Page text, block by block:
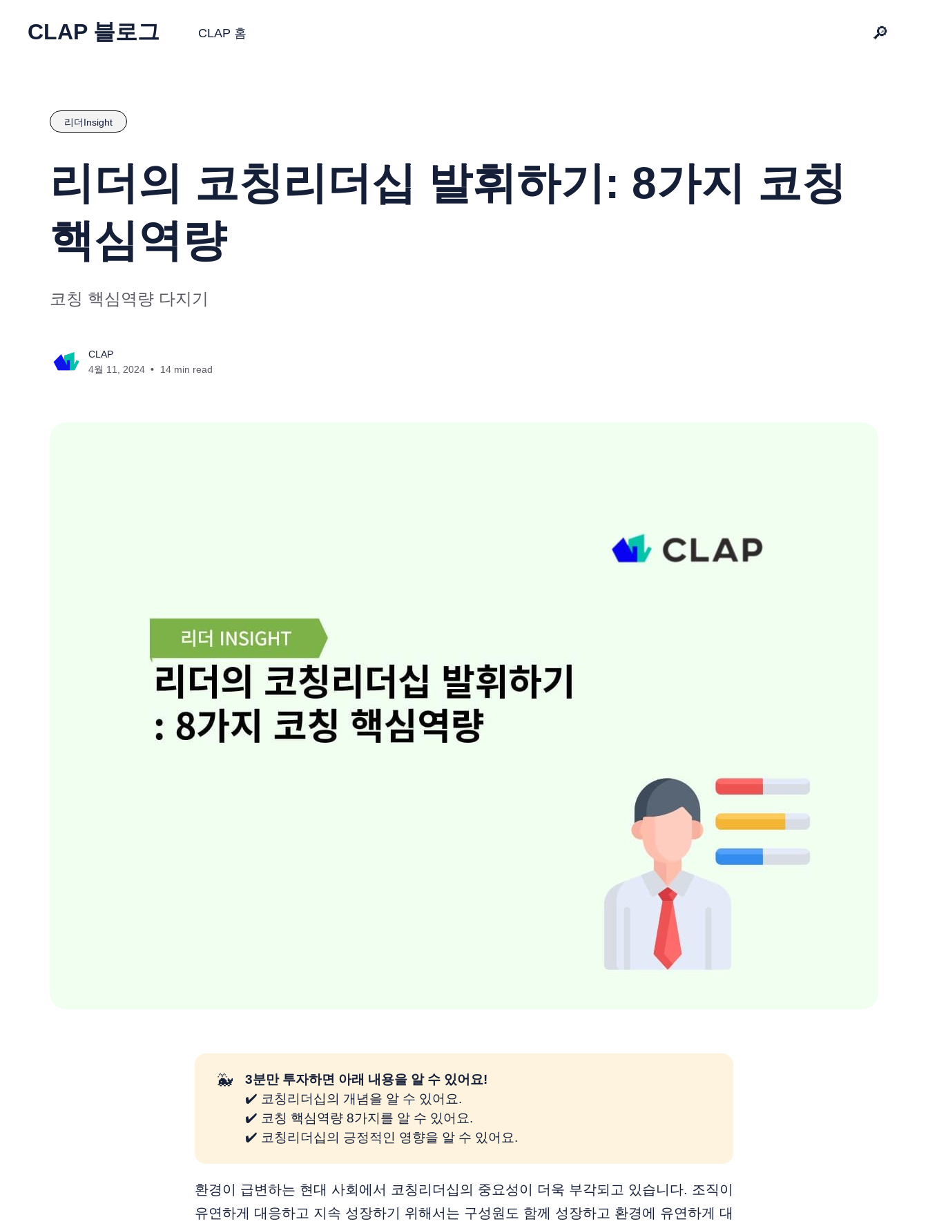
CLAP 블로그 CLAP 홈 🔎
리더Insight
리더의 코칭리더십 발휘하기: 8가지 코칭
핵심역량
코칭 핵심역량 다지기
CLAP
4월 11, 2024
14 min read
🐳
3분만 투자하면 아래 내용을 알 수 있어요!
✔️ 코칭리더십의 개념을 알 수 있어요.
✔️ 코칭 핵심역량 8가지를 알 수 있어요.
✔️ 코칭리더십의 긍정적인 영향을 알 수 있어요.
환경이 급변하는 현대 사회에서 코칭리더십의 중요성이 더욱 부각되고 있습니다. 조직이
유연하게 대응하고 지속 성장하기 위해서는 구성원도 함께 성장하고 환경에 유연하게 대